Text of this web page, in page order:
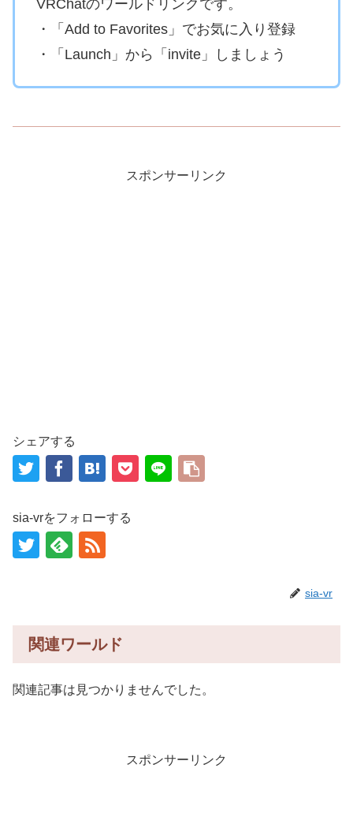
VRChatのワールドリンクです。
・「Add to Favorites」でお気に入り登録
・「Launch」から「invite」しましょう
スポンサーリンク
シェアする
sia-vrをフォローする
sia-vr
関連ワールド
関連記事は見つかりませんでした。
スポンサーリンク